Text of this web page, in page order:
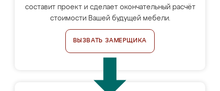
составит проект и сделает окончательный расчёт
стоимости Вашей будущей мебели.
ВЫЗВАТЬ ЗАМЕРЩИКА